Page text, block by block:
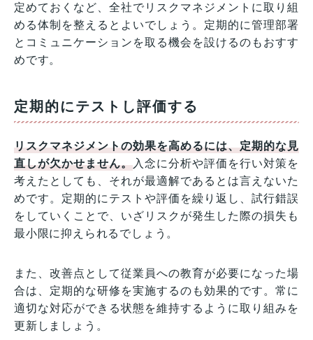
定めておくなど、全社でリスクマネジメントに取り組
める体制を整えるとよいでしょう。定期的に管理部署
とコミュニケーションを取る機会を設けるのもおすす
めです。
定期的にテストし評価する
リスクマネジメントの効果を高めるには、定期的な見
直しが欠かせません。入念に分析や評価を行い対策を
考えたとしても、それが最適解であるとは言えないた
めです。定期的にテストや評価を繰り返し、試行錯誤
をしていくことで、いざリスクが発生した際の損失も
最小限に抑えられるでしょう。
また、改善点として従業員への教育が必要になった場
合は、定期的な研修を実施するのも効果的です。常に
適切な対応ができる状態を維持するように取り組みを
更新しましょう。